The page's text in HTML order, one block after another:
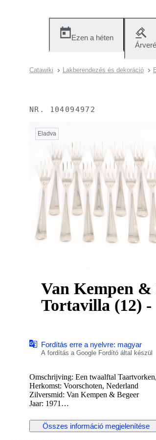
Ezen a héten
Catawiki Lakberendezés és dekoráció
NR. 104094972
Eladva
Van Kempen &
Tortavilla (12) -
Fordítás erre a nyelvre: magyar
A fordítás a Google Fordító által készül
Omschrijving: Een twaalftal
Herkomst: Voorschoten, Nederland
Zilversmid: Van Kempen & Begeer
Jaar: 1971
Staat: in goede staat
Összes információ megjelenítése